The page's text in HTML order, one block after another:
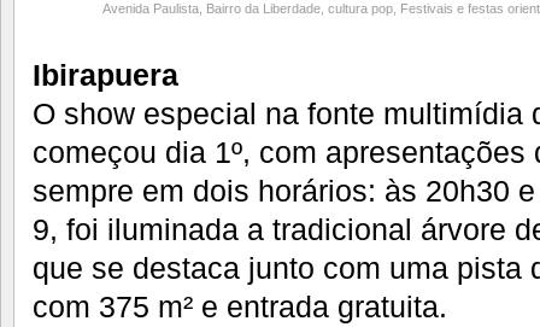
Avenida Paulista Bairro da Liberdade cultura pop Festivais e festas
Ibirapuera
O show especial na fonte multimídia
começou dia 1º, com apresentações
sempre em dois horários: às 20h30
9, foi iluminada a tradicional árvore
que se destaca junto com uma pista
com 375 m² e entrada gratuita.